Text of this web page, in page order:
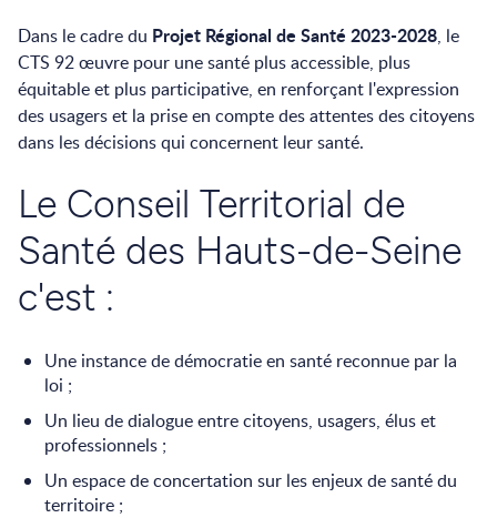
Dans le cadre du Projet Régional de Santé 2023-2028, le
CTS 92 œuvre pour une santé plus accessible, plus
équitable et plus participative, en renforçant l'expression
des usagers et la prise en compte des attentes des citoyens
dans les décisions qui concernent leur santé.
Le Conseil Territorial de
Santé des Hauts-de-Seine
c'est :
Une instance de démocratie en santé reconnue par la
loi ;
Un lieu de dialogue entre citoyens, usagers, élus et
professionnels ;
Un espace de concertation sur les enjeux de santé du
territoire ;